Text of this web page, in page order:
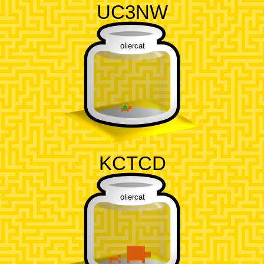
UC3NW
oliercat
KCTCD
oliercat